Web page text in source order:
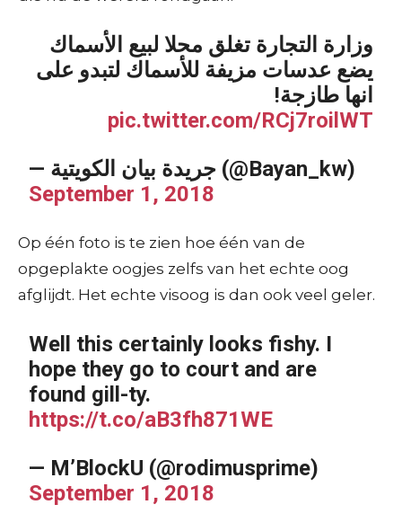
وزارة التجارة تغلق محلا لبيع الأسماك
يضع عدسات مزيفة للأسماك لتبدو على
انها طازجة!
pic.twitter.com/RCj7roilWT
— جريدة بيان الكويتية (@Bayan_kw)
September 1, 2018
Op één foto is te zien hoe één van de
opgeplakte oogjes zelfs van het echte oog
afglijdt. Het echte visoog is dan ook veel geler.
Well this certainly looks fishy. I
hope they go to court and are
found gill-ty.
https://t.co/aB3fh871WE
— M’BlockU (@rodimusprime)
September 1, 2018